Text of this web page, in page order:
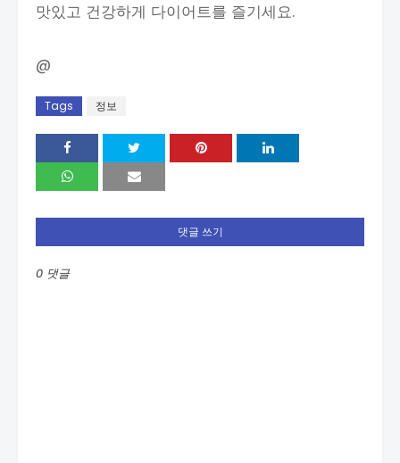
맛있고 건강하게 다이어트를 즐기세요.
@
Tags 정보
댓글 쓰기
0 댓글